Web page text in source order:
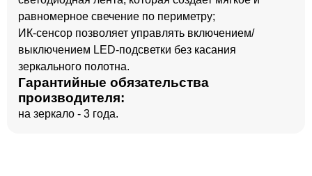
равномерное свечение по периметру;
ИК-сенсор позволяет управлять включением/
выключением LED-подсветки без касания
зеркального полотна.
Гарантийные обязательства
производителя:
на зеркало - 3 года.